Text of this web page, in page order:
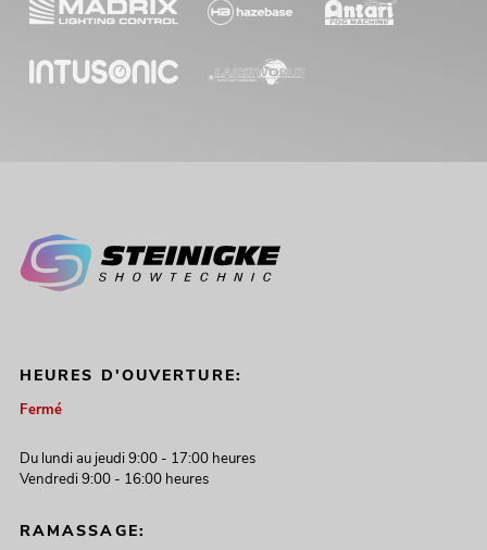
HEURES D'OUVERTURE:
Fermé
Du lundi au jeudi 9:00 - 17:00 heures
Vendredi 9:00 - 16:00 heures
RAMASSAGE: